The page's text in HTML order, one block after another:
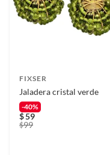
FIXSER
Jaladera cristal verde
-40%
$59
$99